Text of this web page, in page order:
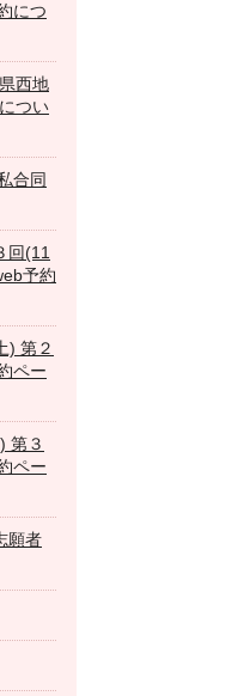
につ
西地
つい
合同
回(11
予約
) 第２
ペー
第３
ペー
願者